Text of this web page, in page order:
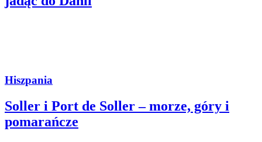
Hiszpania
Soller i Port de Soller – morze, góry i
pomarańcze